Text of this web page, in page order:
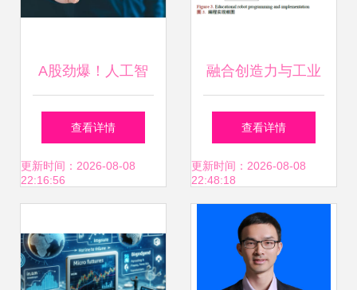
A股劲爆！人工智
能板块璀璨生辉，
五股争锋谁是下一
查看详情
更新时间：2026-08-08
22:16:56
融合创造力与工业
级框架 使用
Scratch与ROS设
计和实现教育机器
人的人工智能应用
查看详情
更新时间：2026-08-08
22:48:18